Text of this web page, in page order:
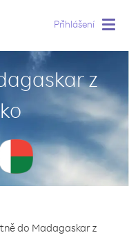
Přihlášení
z
do Madagaskar z